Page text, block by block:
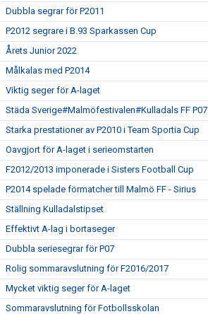
Dubbla segrar för P2011
P2012 segrare i B.93 Sparkassen Cup
Årets Junior 2022
Målkalas med P2014
Viktig seger för A-laget
Städa Sverige#Malmöfestivalen#Kulladals FF P07
Starka prestationer av P2010 i Team Sportia Cup
Oavgjort för A-laget i serieomstarten
F2012/2013 imponerade i Sisters Football Cup
P2014 spelade förmatcher till Malmö FF - Sirius
Ställning Kulladalstipset
Effektivt A-lag i bortaseger
Dubbla seriesegrar för P07
Rolig sommaravslutning för F2016/2017
Mycket viktig seger för A-laget
Sommaravslutning för Fotbollsskolan